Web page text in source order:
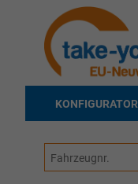
KONFIGURATOR
Fahrzeugnr.